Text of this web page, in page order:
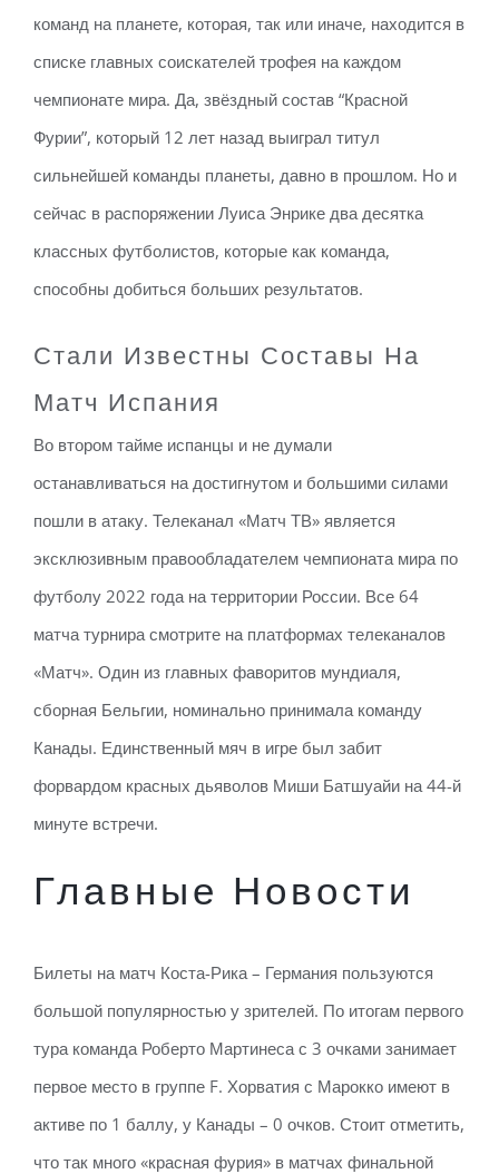
команд на планете, которая, так или иначе, находится в
списке главных соискателей трофея на каждом
чемпионате мира. Да, звёздный состав “Красной
Фурии”, который 12 лет назад выиграл титул
сильнейшей команды планеты, давно в прошлом. Но и
сейчас в распоряжении Луиса Энрике два десятка
классных футболистов, которые как команда,
способны добиться больших результатов.
Стали Известны Составы На
Матч Испания
Во втором тайме испанцы и не думали
останавливаться на достигнутом и большими силами
пошли в атаку. Телеканал «Матч ТВ» является
эксклюзивным правообладателем чемпионата мира по
футболу 2022 года на территории России. Все 64
матча турнира смотрите на платформах телеканалов
«Матч». Один из главных фаворитов мундиаля,
сборная Бельгии, номинально принимала команду
Канады. Единственный мяч в игре был забит
форвардом красных дьяволов Миши Батшуайи на 44-й
минуте встречи.
Главные Новости
Билеты на матч Коста-Рика – Германия пользуются
большой популярностью у зрителей. По итогам первого
тура команда Роберто Мартинеса с 3 очками занимает
первое место в группе F. Хорватия с Марокко имеют в
активе по 1 баллу, у Канады – 0 очков. Стоит отметить,
что так много «красная фурия» в матчах финальной